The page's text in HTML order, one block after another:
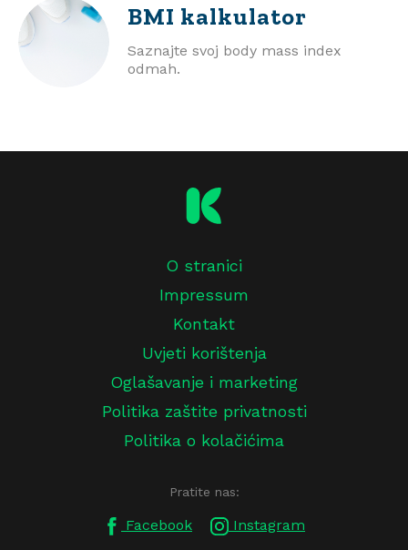
BMI kalkulator
Saznajte svoj body mass index
odmah.
O stranici
Impressum
Kontakt
Uvjeti korištenja
Oglašavanje i marketing
Politika zaštite privatnosti
Politika o kolačićima
Pratite nas:
Facebook Instagram